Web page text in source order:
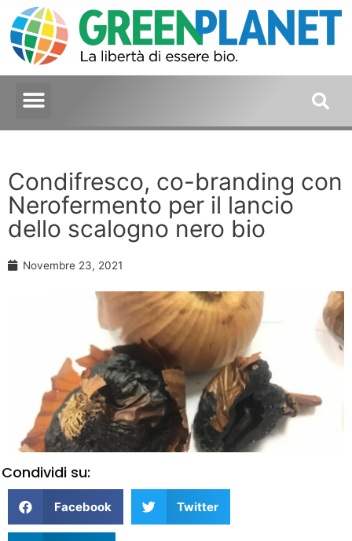
Condifresco, co-branding con
Nerofermento per il lancio
dello scalogno nero bio
Novembre 23, 2021
Condividi su:
Facebook Twitter